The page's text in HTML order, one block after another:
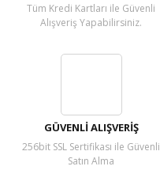
Tüm Kredi Kartları ile Güvenli
Alışveriş Yapabilirsiniz.
GÜVENLİ ALIŞVERİŞ
256bit SSL Sertifikası ile Güvenli
Satın Alma